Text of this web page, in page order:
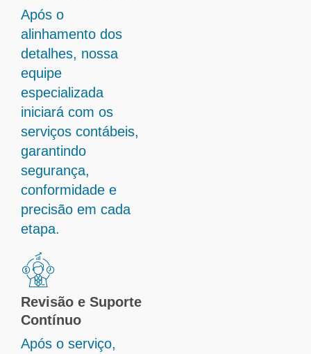
Após o
alinhamento dos
detalhes, nossa
equipe
especializada
iniciará com os
serviços contábeis,
garantindo
segurança,
conformidade e
precisão em cada
etapa.
Revisão e Suporte
Contínuo
Após o serviço,